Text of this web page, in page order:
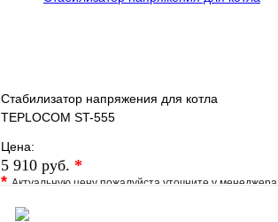
Стабилизатор напряжения для котла
TEPLOCOM ST-555
Цена:
5 910 руб. *
*Актуальную цену пожалуйста уточните у менеджера
В избранное